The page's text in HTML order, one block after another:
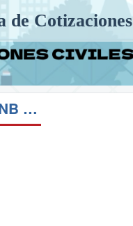
de Cotizaciones
MA 22 ENSAYO DE TRACCIÓN DE ACERO DE 21 – 25 MM (NB 732 – NB 736)